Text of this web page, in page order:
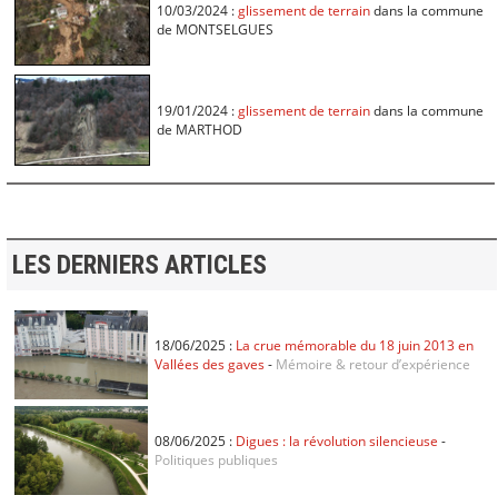
10/03/2024 :glissement de terraindans la commune
de MONTSELGUES
19/01/2024 :glissement de terraindans la commune
de MARTHOD
LES DERNIERS ARTICLES
18/06/2025 : La crue mémorable du 18 juin 2013 en
Vallées des gaves- Mémoire & retour d’expérience
08/06/2025 : Digues : la révolution silencieuse -
Politiques publiques